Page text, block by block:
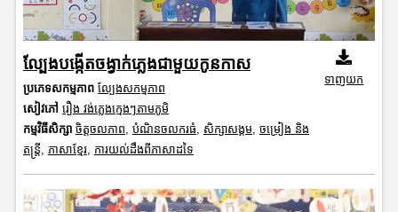
ល្បែងបង្កើតចង្វាក់ភ្លេងជាមួយកូនកាស
ប្រភេទសកម្មភាព ល្បែងសកម្មភាព
សៀវភៅ រឿង វង់ភ្លេងក្មេងៗតាមភូមិ
កម្មវិធីសិក្សា ចិត្តចលភាព បំណិនចលករធំ សិក្សាសង្គម, ចម្រៀង និង
តន្ត្រី ភាសាខ្មែរ, ការយល់ដឹងពីភាសាដទៃ
ទាញយក